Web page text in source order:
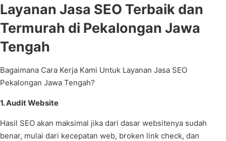
Layanan Jasa SEO Terbaik dan
Termurah di Pekalongan Jawa
Tengah
Bagaimana Cara Kerja Kami Untuk Layanan Jasa SEO
Pekalongan Jawa Tengah?
1. Audit Website
Hasil SEO akan maksimal jika dari dasar websitenya sudah
benar, mulai dari kecepatan web, broken link check, dan